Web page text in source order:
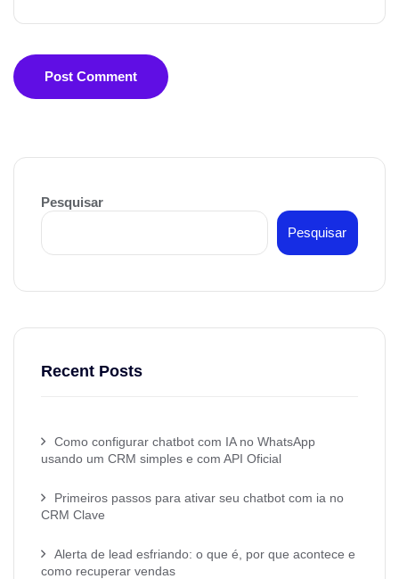
Post Comment
Pesquisar
Pesquisar
Recent Posts
Como configurar chatbot com IA no WhatsApp
usando um CRM simples e com API Oficial
Primeiros passos para ativar seu chatbot com ia no
CRM Clave
Alerta de lead esfriando: o que é, por que acontece e
como recuperar vendas